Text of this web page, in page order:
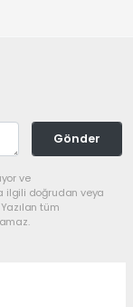
Gönder
ve
ilgili doğrudan veya
tüm